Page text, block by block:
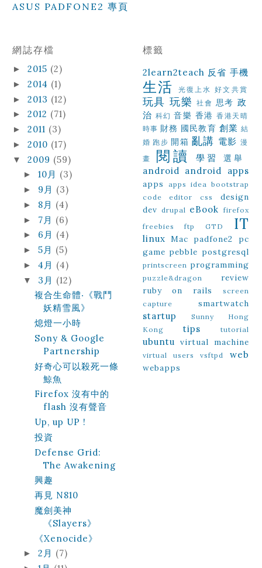
ASUS PADFONE2 專頁
網誌存檔
►2015 (2)
►2014 (1)
►2013 (12)
►2012 (71)
►2011 (3)
►2010 (17)
▼2009 (59)
►10月 (3)
► 9月 (3)
► 8月 (4)
► 7月 (6)
► 6月 (4)
►5月 (5)
►4月 (4)
▼ 3月 (12)
複合生命體‧《戰鬥
妖精雪風》
熄燈一小時
Sony & Google
Partnership
好奇心可以殺死一條
鯨魚
Firefox 沒有中的
flash 沒有聲音
Up, up UP !
投資
Defense Grid:
The Awakening
興趣
再見 N810
魔劍美神
《Slayers》
《Xenocide》
►2月 (7)
標籤
2learn2teach 反省 手機
生活 光復上水 好文共賞
玩具 玩樂 社會 思考 政
治 科幻 音樂 香港 香港天晴
時事 財務 國民教育 創業 結
婚 跑步 開箱 亂講 電影 漫
畫
閱讀 學習 選舉
android android apps
apps apps idea bootstrap
code editor
css
design
dev drupal eBook firefox
freebies
ftp GTD IT
linux Mac padfone2
pc
game pebble postgresql
printscreen programming
puzzle&dragon
review
ruby on rails
screen
capture
smartwatch
startup
Sunny Hong
Kong
tips tutorial
ubuntu virtual machine
virtual users vsftpd web
webapps